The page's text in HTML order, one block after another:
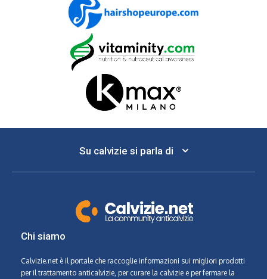
Su calvizie si parla di
Chi siamo
Calvizie.net è il portale che raccoglie informazioni sui migliori prodotti
per il trattamento anticalvizie, per curare la calvizie e per fermare la